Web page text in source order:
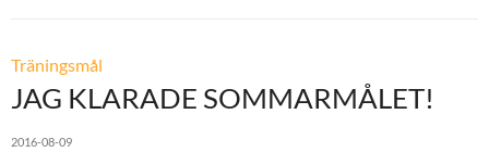
Träningsmål
JAG KLARADE SOMMARMÅLET!
2016-08-09